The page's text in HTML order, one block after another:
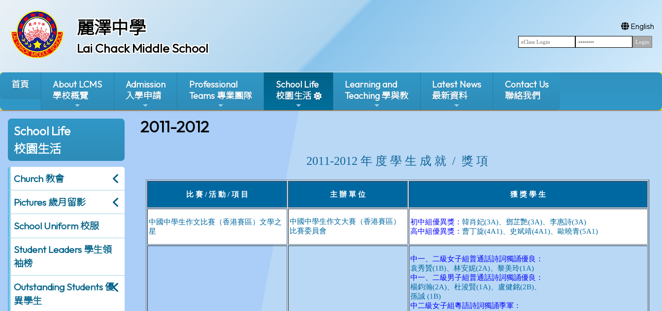
麗澤中學
Lai Chack Middle School
English
首頁
About LCMS
學校概覽
Admission
入學申請
Professional
Teams 專業團隊
School Life
校園生活
Learning and
Teaching 學與教
Latest News
最新資料
Contact Us
聯絡我們
School Life
校園生活
Church 教會
Pictures 歲月留影
School Uniform 校服
Student Leaders 學生領
袖榜
Outstanding Students 優
異學生
2011-2012